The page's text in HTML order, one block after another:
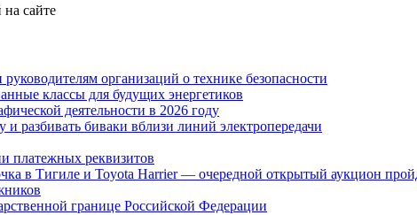
на сайте
организаций о технике безопасности
классы для будущих энергетиков
деятельности в 2026 году
разбивать биваки вблизи линий электропередачи
платежных реквизитов
в Тигиле и Toyota Harrier — очередной открытый аукцион
границе Российской Федерации